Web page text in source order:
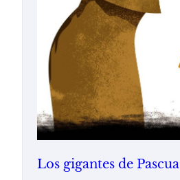
Los gigantes de Pascua